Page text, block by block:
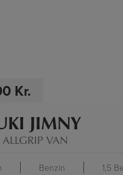
Kr.
JIMNY
VAN
Benzin 1,5